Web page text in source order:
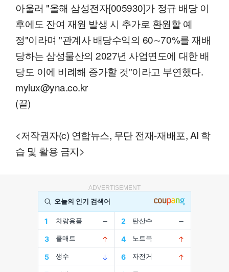
아울러 "올해 삼성전자[005930]가 정규 배당 이
후에도 잔여 재원 발생 시 추가로 환원할 예
정"이라며 "관계사 배당수익의 60∼70%를 재배
당하는 삼성물산의 2027년 사업연도에 대한 배
당도 이에 비례해 증가할 것"이라고 부연했다.
mylux@yna.co.kr
(끝)
<저작권자(c) 연합뉴스, 무단 전재-재배포, AI 학
습 및 활용 금지>
ADVERTISEMENT